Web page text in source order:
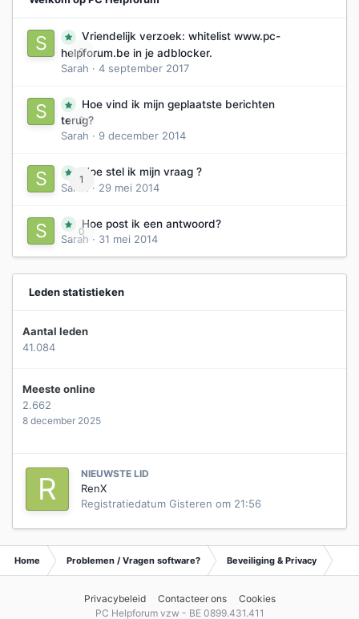
0
Vriendelijk verzoek: whitelist www.pc-
helpforum.be in je adblocker.
Sarah · 4 september 2017
0
Hoe vind ik mijn geplaatste berichten
terug?
Sarah · 9 december 2014
1
Hoe stel ik mijn vraag ?
Sarah
· 29 mei 2014
0
Hoe post ik een antwoord?
Sarah · 31 mei 2014
Leden statistieken
Aantal leden
41.084
Meeste online
2.662
8 december 2025
NIEUWSTE LID
RenX
Registratiedatum Gisteren om 21:56
Home Problemen / Vragen software? Beveiliging & Privacy
Privacybeleid Contacteer ons
Cookies
PC Helpforum vzw - BE 0899.431.411